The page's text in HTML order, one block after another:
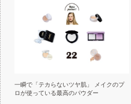
一瞬で「テカらないツヤ肌」 メイクのプ
ロが使っている最高のパウダー